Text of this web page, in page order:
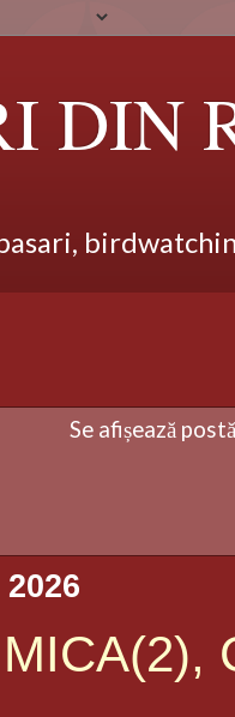
DIN
Se afișează